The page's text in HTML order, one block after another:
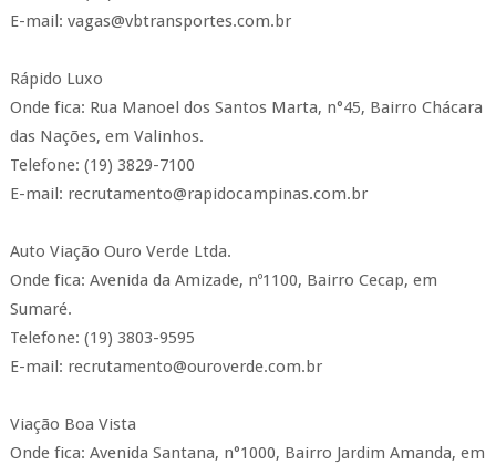
E-mail: vagas@vbtransportes.com.br
Rápido Luxo
Onde fica: Rua Manoel dos Santos Marta, n°45, Bairro Chácara
das Nações, em Valinhos.
Telefone: (19) 3829-7100
E-mail: recrutamento@rapidocampinas.com.br
Auto Viação Ouro Verde Ltda.
Onde fica: Avenida da Amizade, nº1100, Bairro Cecap, em
Sumaré.
Telefone: (19) 3803-9595
E-mail: recrutamento@ouroverde.com.br
Viação Boa Vista
Onde fica: Avenida Santana, n°1000, Bairro Jardim Amanda, em